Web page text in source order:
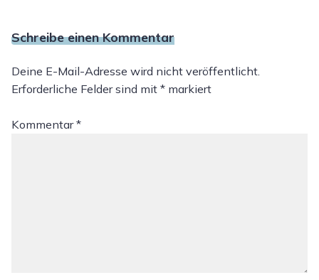
Schreibe einen Kommentar
Deine E-Mail-Adresse wird nicht veröffentlicht.
Erforderliche Felder sind mit* markiert
Kommentar*